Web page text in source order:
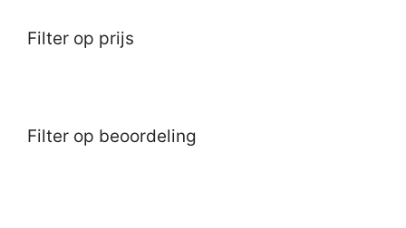
Filter op prijs
Filter op beoordeling